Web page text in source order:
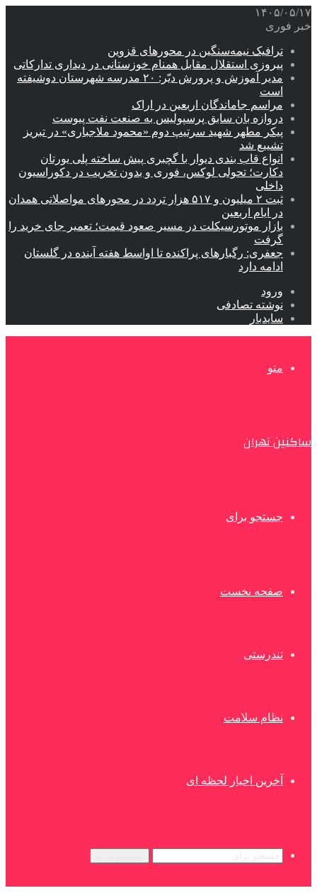
۱۴۰۵/۰۵/۱۷
خبر فوری
ترافیک نیمه‌سنگین در محورهای قزوین
پیروزی استقلال مقابل همنام خوزستانی در دیداری تدارکاتی
مدیر آموزش و پرورش دیّر: ۲۰ مدرسه شهرستان دوشیفته
است
مراسم جاماندگان اربعین در اراک
دروازه بان سابق پرسپولیس به صنعت نفت پیوست
پیکر مطهر شهید سرتیپ دوم «محمود ملاجباری» در تبریز
تشییع شد
انواع قاب بندی دیوار با گچبری پیش ساخته پلی یورتان
دکارت؛ تحولی لوکس، فوری و بدون تخریب در دکوراسیون
داخلی
ثبت ۲ میلیون و ۵۱۷ هزار تردد در محورهای مواصلاتی همدان
در ایام اربعین
بازار موتورسیکلت در مسیر صعود قیمت؛ تعمیر جای خرید را
گرفت
جعفری: رگبارهای پراکنده تا اواسط هفته آینده در گلستان
ادامه دارد
ورود
نوشته تصادفی
سایدبار
منو
ساکنین تهران
جستجو برای
صفحه نخست
تندرستی
نظام سلامت
آخرین اخبار لحظه ای